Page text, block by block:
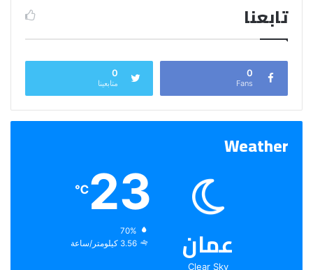
تابعنا
0
Fans
0
متابعينا
Weather
عمان
Clear Sky
23
℃
الرطوبة:
الرياح:3.56 كيلومتر/ساعة